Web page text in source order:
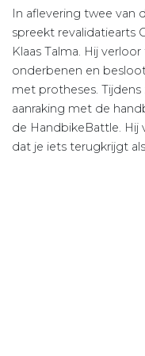
In aflevering twee van
spreekt revalidatiearts
Klaas Talma. Hij
onderbenen en
met protheses. Tijdens
aanraking met de
de HandbikeBattle.
dat je iets terugkrijgt